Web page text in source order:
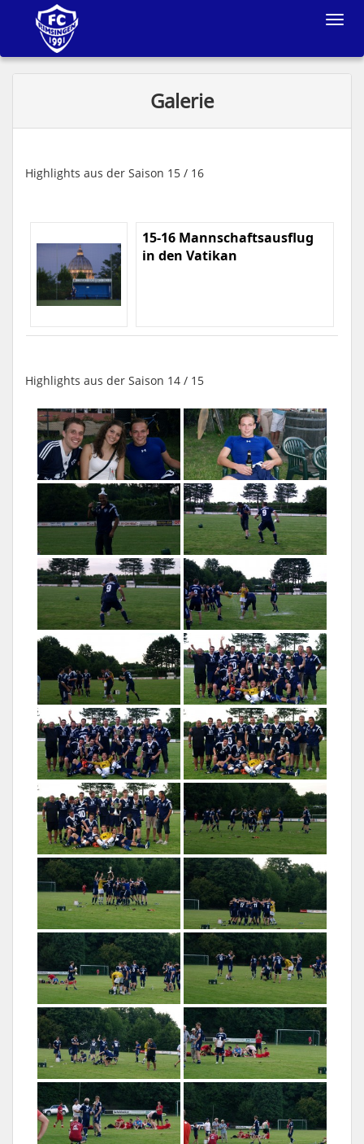
Toggle
Galerie
Highlights aus der Saison 15 / 16
15-16 Mannschaftsausflug
in den Vatikan
Highlights aus der Saison 14 / 15